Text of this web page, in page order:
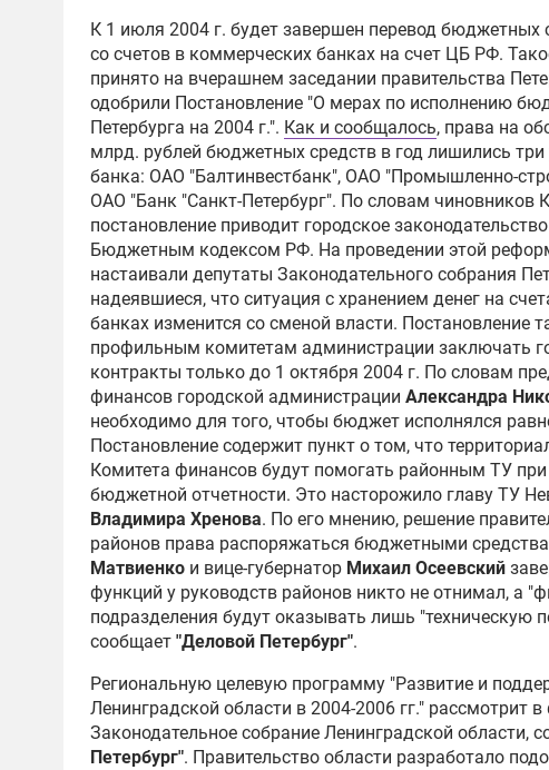
К 1 июля 2004 г. будет завершен перевод бюджетных
со счетов в коммерческих банках на счет ЦБ РФ.
принято на вчерашнем заседании правительства
одобрили Постановление "О мерах по исполнению
Петербурга на 2004 г.". Как и сообщалось, права на
млрд. рублей бюджетных средств в год лишились
банка: ОАО "Балтинвестбанк", ОАО "Промышленно-
ОАО "Банк "Санкт-Петербург". По словам чиновников
постановление приводит городское
Бюджетным кодексом РФ. На проведении этой
настаивали депутаты Законодательного собрания
надеявшиеся, что ситуация с хранением денег на
банках изменится со сменой власти. Постановление
профильным комитетам администрации заключать
контракты только до 1 октября 2004 г. По словам
финансов городской администрации Александра
необходимо для того, чтобы бюджет исполнялся
Постановление содержит пункт о том, что
Комитета финансов будут помогать районным ТУ при
бюджетной отчетности. Это насторожило главу ТУ
Владимира Хренова. По его мнению, решение
районов права распоряжаться бюджетными
Матвиенко и вице-губернатор Михаил Осеевский
функций у руководств районов никто не отнимал, а
подразделения будут оказывать лишь "техническую
сообщает "Деловой Петербург".
Региональную целевую программу "Развитие и
Ленинградской области в 2004-2006 гг." рассмотрит
Законодательное собрание Ленинградской области,
Петербург". Правительство области разработало